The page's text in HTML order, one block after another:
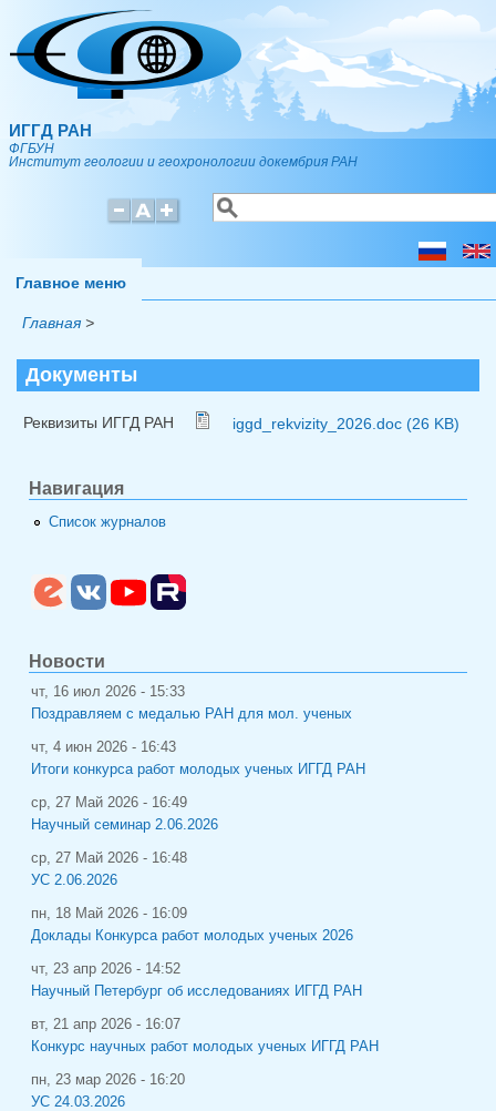
Перейти к основному содержанию
ИГГД РАН
ФГБУН
Институт геологии и геохронологии докембрия РАН
Форма поиска
Поиск
Главное меню
Главная >
Документы
Реквизиты ИГГД РАН iggd_rekvizity_2026.doc (26 KB)
Навигация
Список журналов
Новости
чт, 16 июл 2026 - 15:33
Поздравляем с медалью РАН для мол. ученых
чт, 4 июн 2026 - 16:43
Итоги конкурса работ молодых ученых ИГГД РАН
ср, 27 Май 2026 - 16:49
Научный семинар 2.06.2026
ср, 27 Май 2026 - 16:48
УС 2.06.2026
пн, 18 Май 2026 - 16:09
Доклады Конкурса работ молодых ученых 2026
чт, 23 апр 2026 - 14:52
Научный Петербург об исследованиях ИГГД РАН
вт, 21 апр 2026 - 16:07
Конкурс научных работ молодых ученых ИГГД РАН
пн, 23 мар 2026 - 16:20
УС 24.03.2026